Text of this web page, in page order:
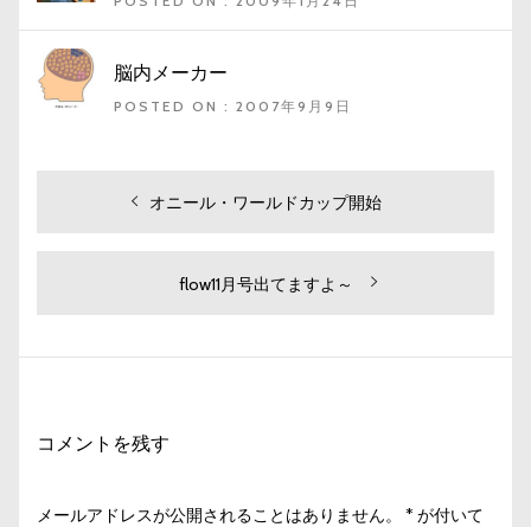
脳内メーカー
POSTED ON : 2007年9月9日
ョ
過
オニール・ワールドカップ開始
次
稿:
flow11月号出てますよ～
コメントを残す
メールアドレスが公開されることはありません。 * が付いて